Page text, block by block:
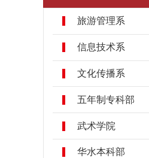
旅游管理系
信息技术系
文化传播系
五年制专科部
武术学院
华水本科部